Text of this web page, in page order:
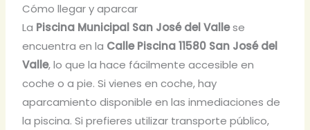
Cómo llegar y aparcar
La Piscina Municipal San José del Vallese
encuentra en la Calle Piscina 11580 San José del
Valle, lo que la hace fácilmente accesible en
coche o a pie. Si vienes en coche, hay
aparcamiento disponible en las inmediaciones de
la piscina. Si prefieres utilizar transporte público,